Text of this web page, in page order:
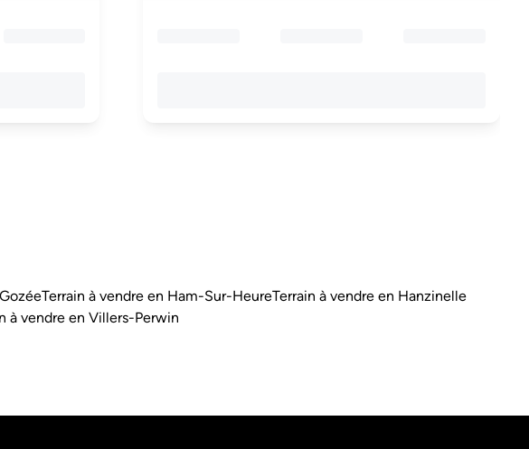
Terrain à vendre en Ham-Sur-HeureTerrain à vendre en Hanzinelle
à vendre en Villers-Perwin